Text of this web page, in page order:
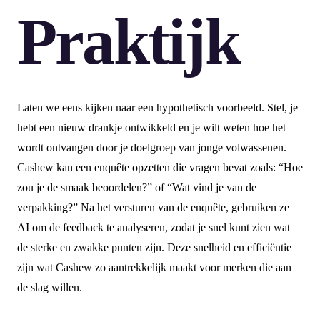
Praktijk
Laten we eens kijken naar een hypothetisch voorbeeld. Stel, je
hebt een nieuw drankje ontwikkeld en je wilt weten hoe het
wordt ontvangen door je doelgroep van jonge volwassenen.
Cashew kan een enquête opzetten die vragen bevat zoals: “Hoe
zou je de smaak beoordelen?” of “Wat vind je van de
verpakking?” Na het versturen van de enquête, gebruiken ze
AI om de feedback te analyseren, zodat je snel kunt zien wat
de sterke en zwakke punten zijn. Deze snelheid en efficiëntie
zijn wat Cashew zo aantrekkelijk maakt voor merken die aan
de slag willen.